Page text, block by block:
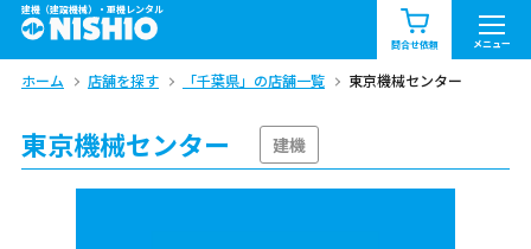
建機（建設機械）・重機レンタル
問合せ依頼 メニュー
商品一覧 お知らせ一覧
問合せ依頼リスト お問合せ
エリア情報を見る
北海道 東北 関東
ホーム 店舗を探す 「千葉県」の店舗一覧 東京機械センター
東京機械センター 建機